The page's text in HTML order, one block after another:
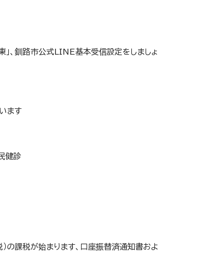
、釧路市公式LINE基本受信設定をしましょ
ます
健診
の課税が始まります、口座振替済通知書およ